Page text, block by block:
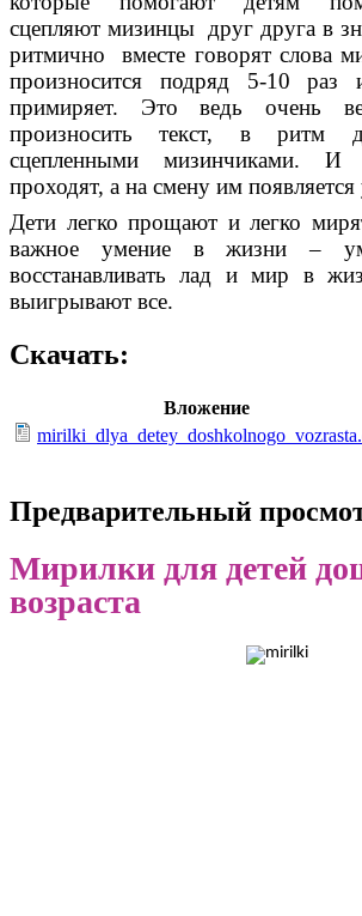
сцепляют мизинцы друг друга в
ритмично вместе говорят слова
произносится подряд 5-10 раз
примиряет. Это ведь очень
произносить текст, в ритм
сцепленными мизинчиками.
проходят, а на смену им
Дети легко прощают и легко
важное умение в жизни –
восстанавливать лад и мир в
выигрывают все.
Скачать:
Вложение
Предварительный
Мирилки для детей
возраста